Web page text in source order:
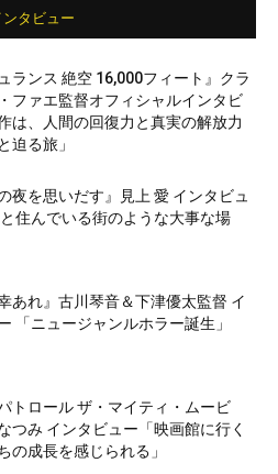
ンタビュー
ランス 絶空 16,000フィート』クラ
ファエ監督オフィシャルインタビ
は、人間の回復力と真実の解放力
迫る旅」
夜を思いだす』見上 愛 インタビュ
住んでいる街のような大事な場
あれ』古川琴音＆下津優太監督 イ
「ニュージャンルホラー誕生」
トロール ザ・マイティ・ムービ
つみ インタビュー「映画館に行く
の成長を感じられる」